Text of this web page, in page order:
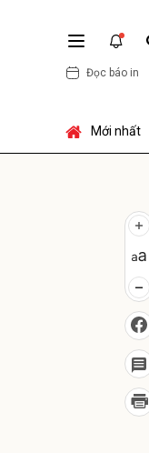
Đọc báo in
Mới nhất